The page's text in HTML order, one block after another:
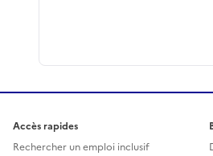
Accès rapides
Rechercher un emploi inclusif